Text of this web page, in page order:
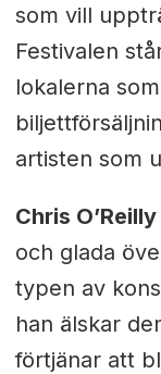
som vill
Festivalen
lokalerna
artisten som
Chris
och glada
typen av
han älskar
förtjänar att